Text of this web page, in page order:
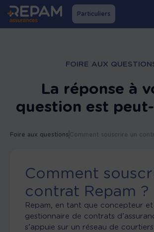
Particuliers
FOIRE AUX
La réponse à
question est
Foire aux questions Comment souscrire un
Comment
contrat Repam ?
Repam, en tant que concepteur et
gestionnaire de contrats
s’appuie sur un réseau de courtiers